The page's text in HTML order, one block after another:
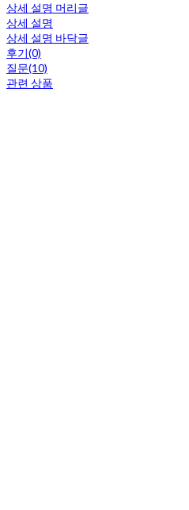
상세 설명 머리글
상세 설명
상세 설명 바닥글
후기(0)
질문(10)
관련 상품